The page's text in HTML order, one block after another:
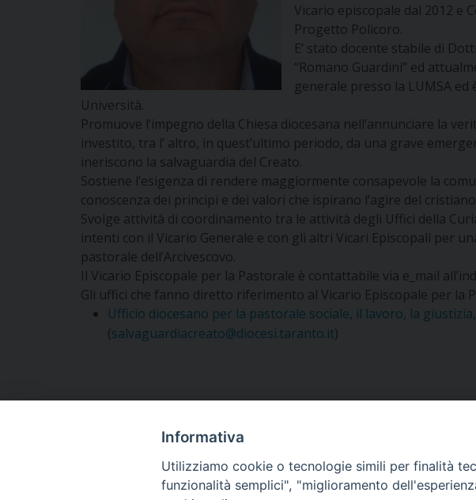
Vicario episcopale dal 2012 e
Progetto Policoro.
E’ stato docente stabile di
“Romano Guardini” ed
generale presso la LUMSA
Università.
Promuove l’impegno della Chiesa diocesana nell’annunciare la
investito, tra l’ altro, in quest’ultimo periodo, da una grave
ineriscono la salvaguardia del Creato.
Sostiene l’esigenza di rendere maggiormente consapevole la
conoscenza dei principi e dei valori che ispirano l’agire del
Svolge attività di coordinamento tra le attività degli Uffici della
intenti con il Vicario Generale e con gli altri Vicari Episcopali per
pastorale dell’Arcivescovo.
Il Vicario Episcopale per la Pastorale è contattabile via e_mail
Gli uffici che fanno diretto riferimento al Vicario Episcopale per la
Ufficio diocesano per la pastorale sociale, il lavoro, la
(salvaguardiacreato@diocesi.taranto.it)
Arcidiocesi di Taranto
Informativa
Utilizziamo cookie o tecnologie simili per finalità
funzionalità semplici", "miglioramento